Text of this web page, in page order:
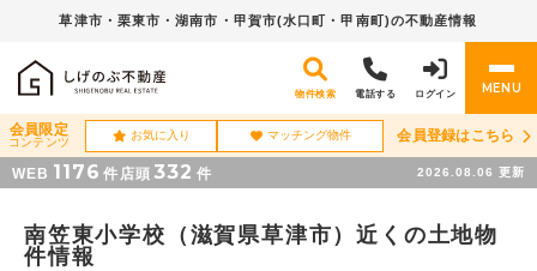
草津市・栗東市・湖南市・ 甲賀市(水口町・甲南町)の不動産情報
物件検索 電話する ログイン MENU
会員限定
コンテンツ
お気に入り マッチング物件 会員登録はこちら
WEB 1176 件 店頭 332 件 2026.08.06 更新
南笠東小学校（滋賀県草津市）近くの土地物
件情報